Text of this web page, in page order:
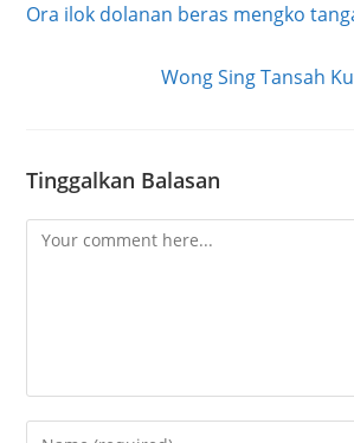
articles
Ora ilok dolanan beras mengko
Wong Sing Tansah
Tinggalkan Balasan
Comment
Enter